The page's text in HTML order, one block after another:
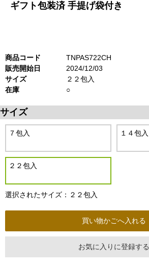
ギフト包装済 手提げ袋付き
商品コード
TNPAS722CH
販売開始日
2024/12/03
サイズ
２２包入
在庫
○
サイズ
７包入 １４包入
２２包入
選択されたサイズ：２２包入
お気に入りに登録する